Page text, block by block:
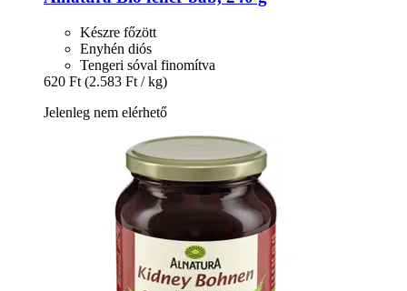
Készre főzött
Enyhén diós
Tengeri sóval finomítva
620 Ft (2.583 Ft / kg)
Jelenleg nem elérhető